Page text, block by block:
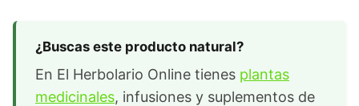
¿Buscas este producto natural?
En El Herbolario Online tienes plantas
medicinales, infusiones y suplementos de